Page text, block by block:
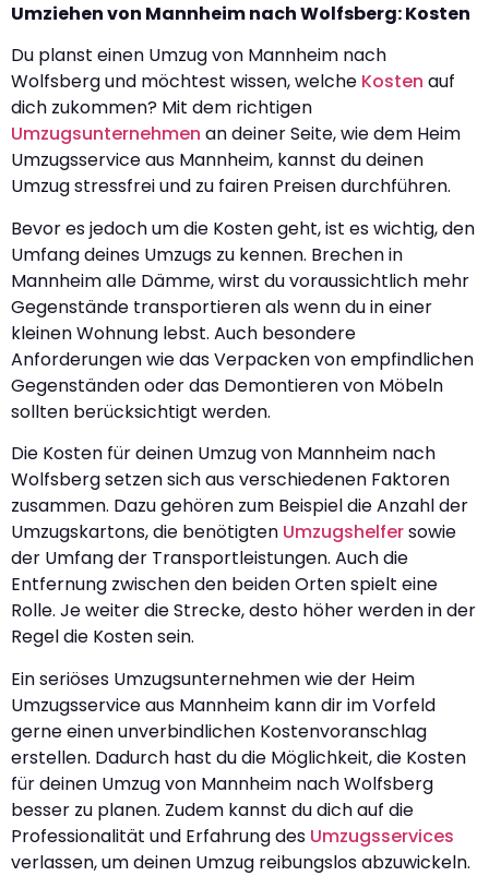
Umziehen von Mannheim nach Wolfsberg: Kosten
Du planst einen Umzug von Mannheim nach
Wolfsberg und möchtest wissen, welche Kosten auf
dich zukommen? Mit dem richtigen
Umzugsunternehmen an deiner Seite, wie dem Heim
Umzugsservice aus Mannheim, kannst du deinen
Umzug stressfrei und zu fairen Preisen durchführen.
Bevor es jedoch um die Kosten geht, ist es wichtig, den
Umfang deines Umzugs zu kennen. Brechen in
Mannheim alle Dämme, wirst du voraussichtlich mehr
Gegenstände transportieren als wenn du in einer
kleinen Wohnung lebst. Auch besondere
Anforderungen wie das Verpacken von empfindlichen
Gegenständen oder das Demontieren von Möbeln
sollten berücksichtigt werden.
Die Kosten für deinen Umzug von Mannheim nach
Wolfsberg setzen sich aus verschiedenen Faktoren
zusammen. Dazu gehören zum Beispiel die Anzahl der
Umzugskartons, die benötigten Umzugshelfersowie
der Umfang der Transportleistungen. Auch die
Entfernung zwischen den beiden Orten spielt eine
Rolle. Je weiter die Strecke, desto höher werden in der
Regel die Kosten sein.
Ein seriöses Umzugsunternehmen wie der Heim
Umzugsservice aus Mannheim kann dir im Vorfeld
gerne einen unverbindlichen Kostenvoranschlag
erstellen. Dadurch hast du die Möglichkeit, die Kosten
für deinen Umzug von Mannheim nach Wolfsberg
besser zu planen. Zudem kannst du dich auf die
Professionalität und Erfahrung des Umzugsservices
verlassen, um deinen Umzug reibungslos abzuwickeln.